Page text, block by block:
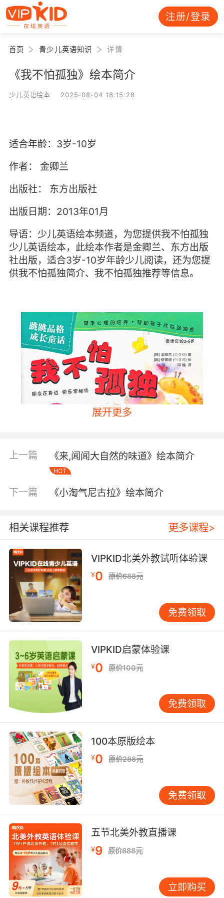
注册/登录
首页 青少儿英语知识 详情
《我不怕孤独》绘本简介
少儿英语绘本 2025-08-04 18:15:28
适合年龄：3岁-10岁
作者：
金卿兰
出版社：
东方出版社
出版日期：2013年01月
导语：少儿英语绘本频道，为您提供我不怕孤独
少儿英语绘本，此绘本作者是金卿兰、东方出版
社出版，适合3岁-10岁年龄少儿阅读，还为您提
供我不怕孤独简介、我不怕孤独推荐等信息。
内容简介
儿童专家用心策划，分类记录孩子成长。独生女
妞妞常常自己一个人玩耍，和大月亮遥望对话，
和兔娃娃一起聊天。妞纽总是觉得孤独。一次偶
然的机会，妞妞发现和朋友一些玩比自己一个人
玩更有意思。现在，妞妞交了很多很多新朋友。
展开更多
上一篇 《来,闻闻大自然的味道》绘本简介
HOT
下一篇 《小淘气尼古拉》绘本简介
相关课程推荐 更多课程>
VIPKID北美外教试听体验课
¥0 原价688元
免费领取
VIPKID启蒙体验课
¥0 原价100元
免费领取
100本原版绘本
¥0 原价288元
免费领取
五节北美外教直播课
¥9 原价888元
立即购买